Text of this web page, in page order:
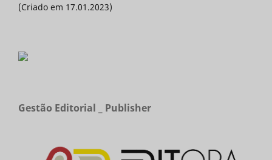
(Criado em 17.01.2023)
Gestão Editorial _ Publisher